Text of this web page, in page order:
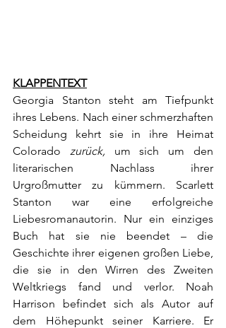
KLAPPENTEXT
Georgia Stanton steht am Tiefpunkt
ihres Lebens. Nach einer schmerzhaften
Scheidung kehrt sie in ihre Heimat
Colorado zurück, um sich um den
literarischen Nachlass ihrer
Urgroßmutter zu kümmern. Scarlett
Stanton war eine erfolgreiche
Liebesromanautorin. Nur ein einziges
Buch hat sie nie beendet – die
Geschichte ihrer eigenen großen Liebe,
die sie in den Wirren des Zweiten
Weltkriegs fand und verlor. Noah
Harrison befindet sich als Autor auf
dem Höhepunkt seiner Karriere. Er